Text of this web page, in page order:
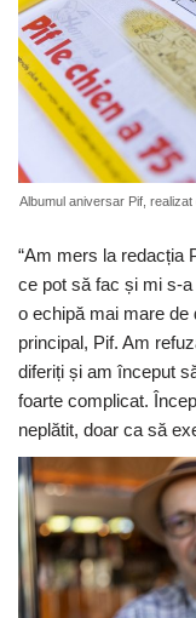
Albumul aniversar Pif,
“Am mers la redacția
ce pot să fac și mi s-
o echipă mai mare de
principal, Pif. Am
diferiți și am început
foarte complicat.
neplătit, doar ca să